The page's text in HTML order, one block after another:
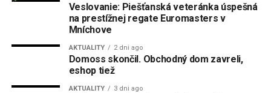
Veslovanie: Piešťanská veteránka úspešná
na prestížnej regate Euromasters v
Mníchove
AKTUALITY 2 dni ago
Domoss skončil. Obchodný dom zavreli,
eshop tiež
AKTUALITY 3 dni ago